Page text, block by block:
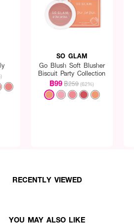
SO GLAM
Go Blush Soft Blusher
Biscuit Party Collection
฿99฿259 (62%)
RECENTLY VIEWED
YOU MAY ALSO LIKE